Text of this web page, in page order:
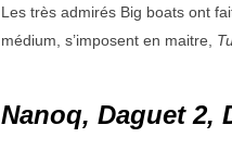
Les très admirés Big boats ont
médium, s’imposent en maitre,
Nanoq, Daguet 2,